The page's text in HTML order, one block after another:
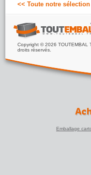
<< Toute notre
Copyright © 2026 TOUTEMBAL
droits réservés.
Emballage